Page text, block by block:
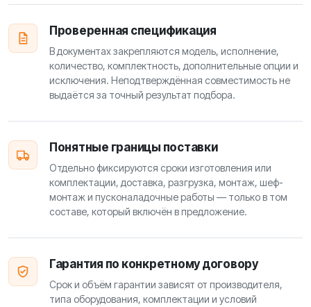
Проверенная спецификация
В документах закрепляются модель, исполнение,
количество, комплектность, дополнительные опции и
исключения. Неподтверждённая совместимость не
выдаётся за точный результат подбора.
Понятные границы поставки
Отдельно фиксируются сроки изготовления или
комплектации, доставка, разгрузка, монтаж, шеф-
монтаж и пусконаладочные работы — только в том
составе, который включён в предложение.
Гарантия по конкретному договору
Срок и объём гарантии зависят от производителя,
типа оборудования, комплектации и условий